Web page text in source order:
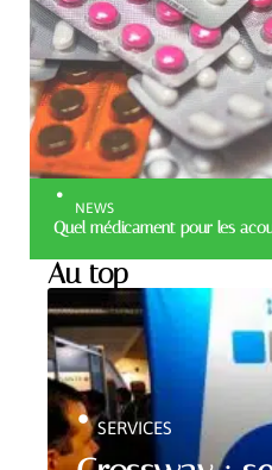
NEWS
Quel médicament pour les
Au top
SERVICES